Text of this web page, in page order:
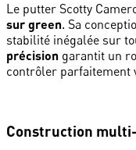
Le putter Scotty
sur green. Sa
stabilité inégalée sur
précision garantit un
contrôler parfaitement
Construction